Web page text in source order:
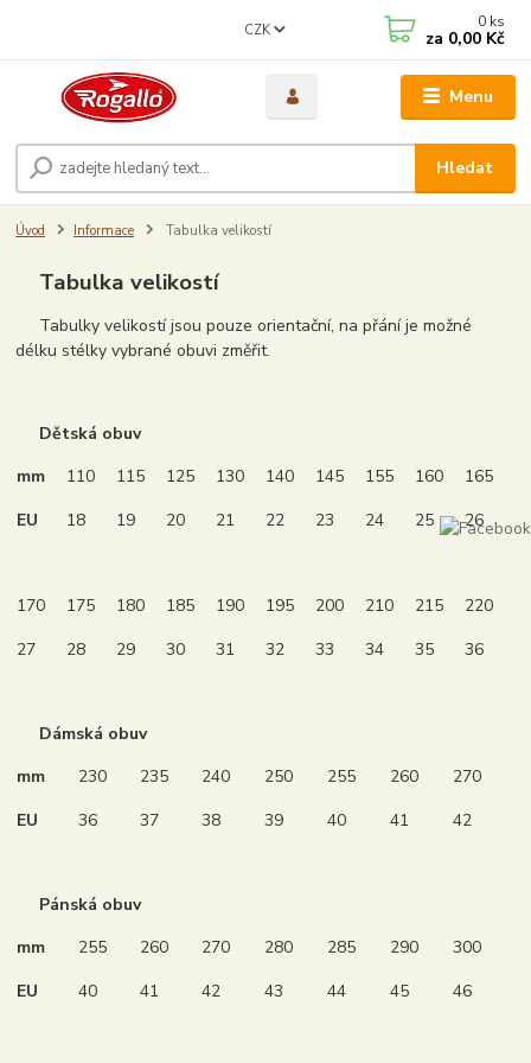
Menu
CZK
Hledat
0 ks
za 0,00 Kč
Úvod Informace Tabulka velikostí
Tabulka velikostí
Tabulky velikostí jsou pouze orientační, na přání je možné
délku stélky vybrané obuvi změřit.
Dětská obuv
mm
110 115 125 130 140 145 155 160
165
EU
18 19 20 21 22 23 24 25 26
170 175 180 185 190 195 200 210 215
220
27
28 29 30 31 32 33 34 35 36
Dámská obuv
mm
230 235 240 250 255 260
270
EU
36 37 38 39 40 41 42
Pánská obuv
mm
255 260 270 280 285 290
300
EU
40 41 42 43 44 45 46